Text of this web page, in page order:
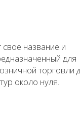
название и
для
торговли
около нуля.